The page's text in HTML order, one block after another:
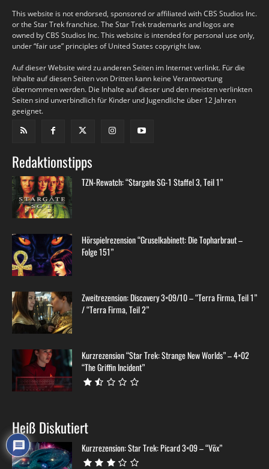
This website is not endorsed, sponsored or affiliated with CBS Studios Inc.
or the Star Trek franchise. The Star Trek trademarks and logos are
owned by CBS Studios Inc. This website is intended for personal use only,
under “fair use” principles of United States copyright law.
Auf dieser Website wird zu anderen Seiten im Internet verlinkt. Für die
Inhalte auf diesen Seiten von Dritten kann keine Verantwortung
übernommen werden. Die Inhalte auf dieser und den meisten verlinkten
Seiten sind unverbindlich für Kinder und Jugendliche über 12 Jahren
geeignet.
Redaktionstipps
TZN-Rewatch: “Stargate SG-1 Staffel 3, Teil 1”
Hörspielrezension “Gruselkabinett: Die Topharbraut –
Folge 151”
Zweitrezension: Discovery 3×09/10 – “Terra Firma, Teil 1”
/ “Terra Firma, Teil 2”
Kurzrezension “Star Trek: Strange New Worlds” – 4×02
“The Griffin Incident”
Heiß Diskutiert
Kurzrezension: Star Trek: Picard 3×09 – “Võx”